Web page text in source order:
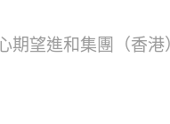
期望進和集團（香